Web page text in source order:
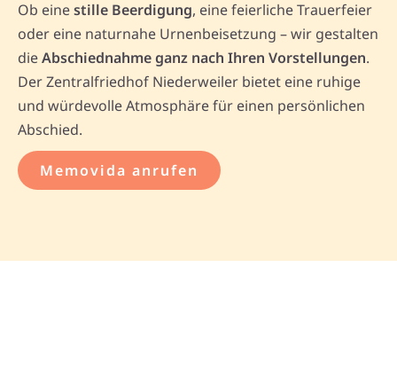
Ob einestille Beerdigung, eine feierliche Trauerfeier
oder eine naturnahe Urnenbeisetzung – wir gestalten
dieAbschiednahme ganz nach Ihren Vorstellungen.
Der Zentralfriedhof Niederweiler bietet eine ruhige
und würdevolle Atmosphäre für einen persönlichen
Abschied.
Memovida anrufen